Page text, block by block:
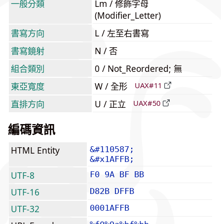
一般分類
Lm / 修飾字母
(Modifier_Letter)
書寫方向
L / 左至右書寫
書寫鏡射
N / 否
組合類別
0 / Not_Reordered; 無
東亞寬度
W / 全形 UAX#11
直排方向 U / 正立 UAX#50
編碼資訊
HTML Entity
&#110587;
&#x1AFFB;
UTF-8 F0 9A BF BB
UTF-16 D82B DFFB
UTF-32 0001AFFB